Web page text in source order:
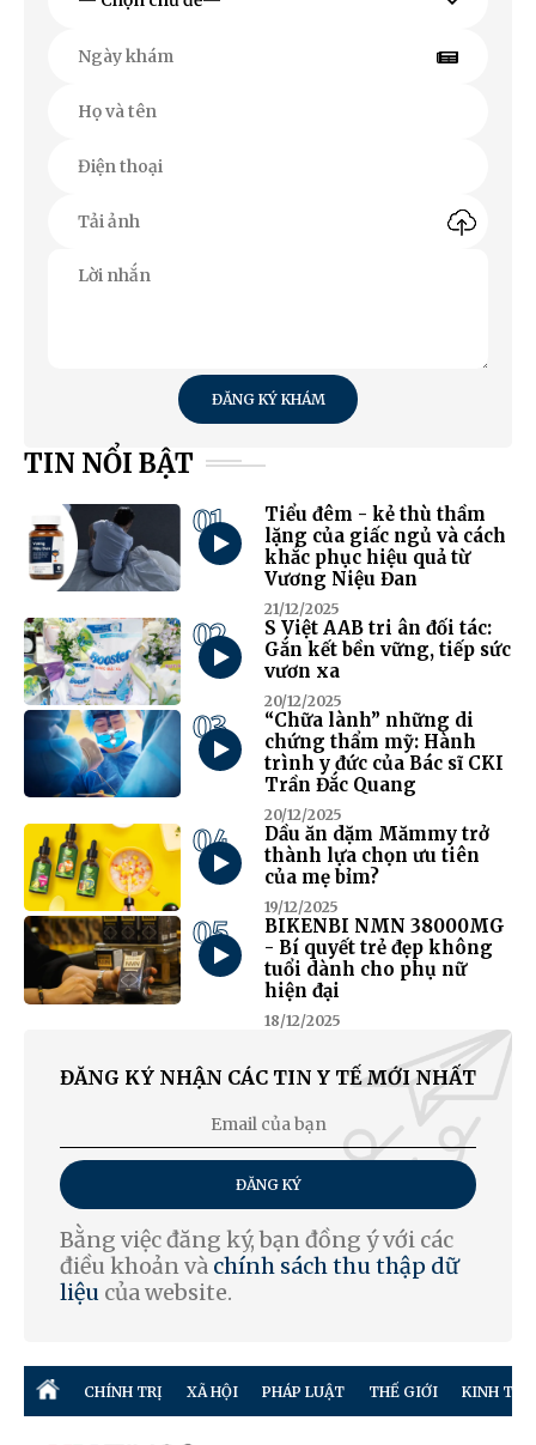
ĐĂNG KÝ KHÁM
TIN NỔI BẬT
01
Tiểu đêm - kẻ thù thầm
lặng của giấc ngủ và cách
khắc phục hiệu quả từ
Vương Niệu Đan
21/12/2025
02
S Việt AAB tri ân đối tác:
Gắn kết bền vững, tiếp sức
vươn xa
20/12/2025
03
“Chữa lành” những di
chứng thẩm mỹ: Hành
trình y đức của Bác sĩ CKI
Trần Đắc Quang
20/12/2025
04
Dầu ăn dặm Mămmy trở
thành lựa chọn ưu tiên
của mẹ bỉm?
19/12/2025
05
BIKENBI NMN 38000MG
- Bí quyết trẻ đẹp không
tuổi dành cho phụ nữ
hiện đại
18/12/2025
ĐĂNG KÝ NHẬN CÁC TIN Y TẾ MỚI NHẤT
ĐĂNG KÝ
Bằng việc đăng ký, bạn đồng ý với các
điều khoản và chính sách thu thập dữ
liệu của website.
CHÍNH TRỊ XÃ HỘI PHÁP LUẬT THẾ GIỚI KINH TẾ